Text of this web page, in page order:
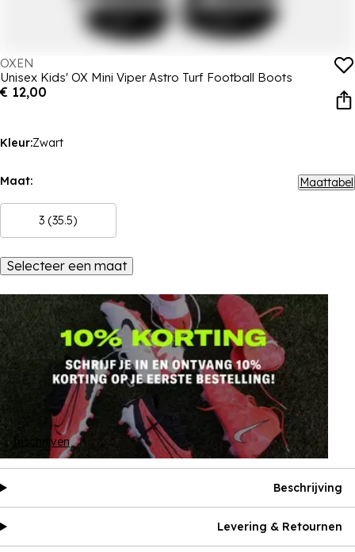
OXEN
Unisex Kids' OX Mini Viper Astro Turf Football Boots
€ 12,00
Kleur:Zwart
Maat: Maattabel
3 (35.5)
Selecteer een maat
Inschrijven
Beschrijving
Levering & Retournen